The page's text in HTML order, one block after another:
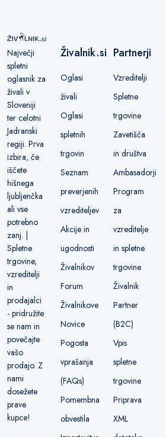
Največji
spletni
oglasnik za
živali v
Sloveniji
ter celotni
Jadranski
regiji. Prva
izbira, če
iščete
hišnega
ljubljenčka
ali vse
potrebno
zanj. |
Spletne
trgovine,
vzreditelji
in
prodajalci
- pridružite
se nam in
povečajte
vašo
prodajo. Z
nami
dosežete
prave
kupce!
Živalnik.si
Oglasi
živali
Oglasi
spletnih
trgovin
Seznam
preverjenih
vzrediteljev
Akcije in
ugodnosti
Živalnikov
Forum
Živalnikove
Novice
Pogosta
vprašanja
(FAQs)
Pomembna
obvestila
Partnerji
Vzreditelji
Spletne
trgovine
Zavetišča
in društva
Ambasadorji
Program
za
vzreditelje
in spletne
trgovine
Živalnik
Partner
(B2C)
Vpis
spletne
trgovine
Priprava
XML